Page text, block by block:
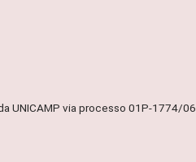
UNICAMP via processo 01P-1774/06.